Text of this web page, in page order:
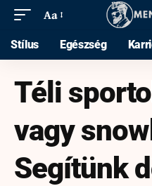
Aa
Stílus Egészség
Téli
vagy
Segítünk